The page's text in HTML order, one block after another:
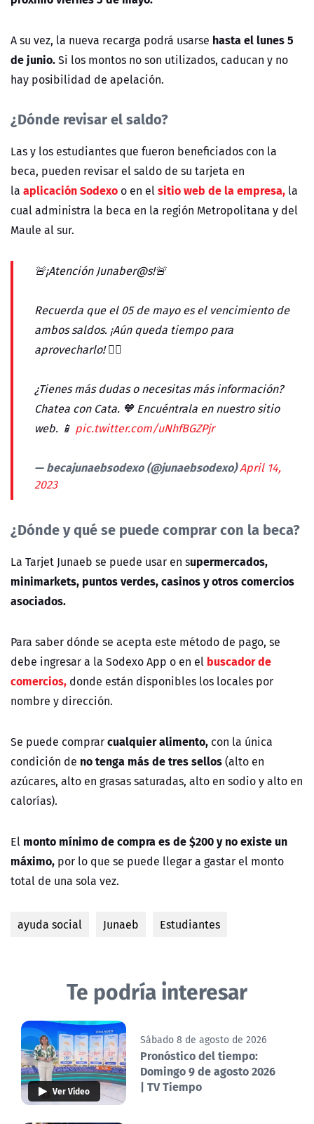
A su vez, la nueva recarga podrá usarse hasta el lunes 5
de junio.Si los montos no son utilizados, caducan y no
hay posibilidad de apelación.
¿Dónde revisar el saldo?
Las y los estudiantes que fueron beneficiados con la
beca, pueden revisar el saldo de su tarjeta en
la aplicación Sodexo o en elsitio web de la empresa, la
cual administra la beca en la región Metropolitana y del
Maule al sur.
🚨¡Atención Junaber@s!🚨
Recuerda que el 05 de mayo es el vencimiento de
ambos saldos. ¡Aún queda tiempo para
aprovecharlo! 🏃‍♀️
¿Tienes más dudas o necesitas más información?
Chatea con Cata. 🧡 Encuéntrala en nuestro sitio
web. 📱 pic.twitter.com/uNhfBGZPjr
— becajunaebsodexo (@junaebsodexo)April 14,
2023
¿Dónde y qué se puede comprar con la beca?
La Tarjet Junaeb se puede usar en supermercados,
minimarkets, puntos verdes, casinos y otros comercios
asociados.
Para saber dónde se acepta este método de pago, se
debe ingresar a la Sodexo App o en el buscador de
comercios, donde están disponibles los locales por
nombre y dirección.
Se puede comprarcualquier alimento, con la única
condición de no tenga más de tres sellos(alto en
azúcares, alto en grasas saturadas, alto en sodio y alto en
calorías).
El monto mínimo de compra es de $200 y no existe un
máximo, por lo que se puede llegar a gastar el monto
total de una sola vez.
ayuda social Junaeb Estudiantes
Te podría interesar
Ver Video
Sábado 8 de agosto de 2026
Pronóstico del tiempo:
Domingo 9 de agosto 2026
| TV Tiempo